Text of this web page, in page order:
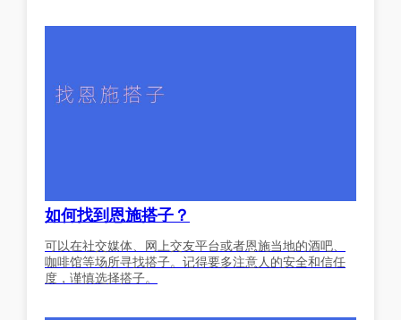
如何找到恩施搭子？
可以在社交媒体、网上交友平台或者恩施当地的酒吧、
咖啡馆等场所寻找搭子。记得要多注意人的安全和信任
度，谨慎选择搭子。